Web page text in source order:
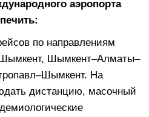
аэропорта
по направлениям
Шымкент–Алматы–
На
дистанцию, масочный